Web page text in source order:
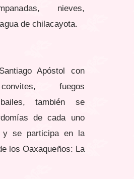
nieves,
de chilacayota.
Apóstol con
fuegos
también se
de cada uno
y se participa en la
los Oaxaqueños: La